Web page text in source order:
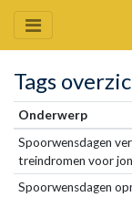
Tags
Onderwerp
Spoorwensdagen
treindromen voor
Spoorwensdagen